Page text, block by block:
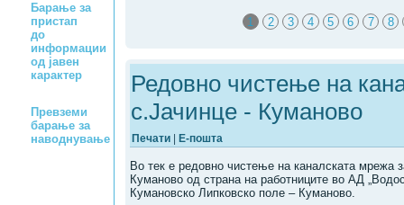
Барање за
пристап
до
информации
од јавен
карактер
Превземи
барање за
наводнување
1 2 3 4 5 6 7 8
Редовно чистење на
с.Јачинце - Куманово
Печати | Е-пошта
Во тек е редовно чистење на каналската мрежа
Куманово од страна на работниците во АД
Кумановско Липковско поле – Куманово.